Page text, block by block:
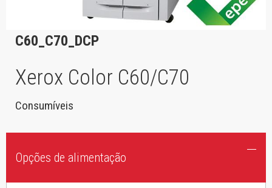
C60_C70_DCP
Xerox Color C60/C70
Consumíveis
Opções de alimentação